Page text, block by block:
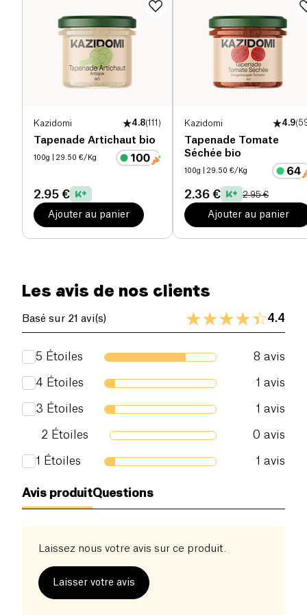
Kazidomi 4.8(111 )
Tapenade Artichaut bio
100g | 29.50 €/Kg
2.95 €
Ajouter au panier
Kazidomi 4.9(
Tapenade Tomate
Séchée bio
100g | 29.50 €/Kg
2.36 € 2.95 €
Ajouter au panier
0.13 g
Les avis de nos clients
Basé sur 21 avi(s) 4.4
5 Étoiles 8 avis
4 Étoiles 1 avis
3 Étoiles 1 avis
2 Étoiles 0 avis
1 Étoiles 1 avis
Avis produitQuestions
Laissez nous votre avis sur ce produit.
Laisser votre avis